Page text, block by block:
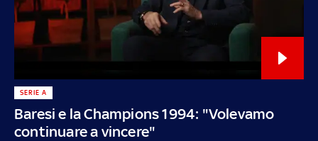
Baresi e la Champions 1994: "Volevamo
continuare a vincere"
SERIE A